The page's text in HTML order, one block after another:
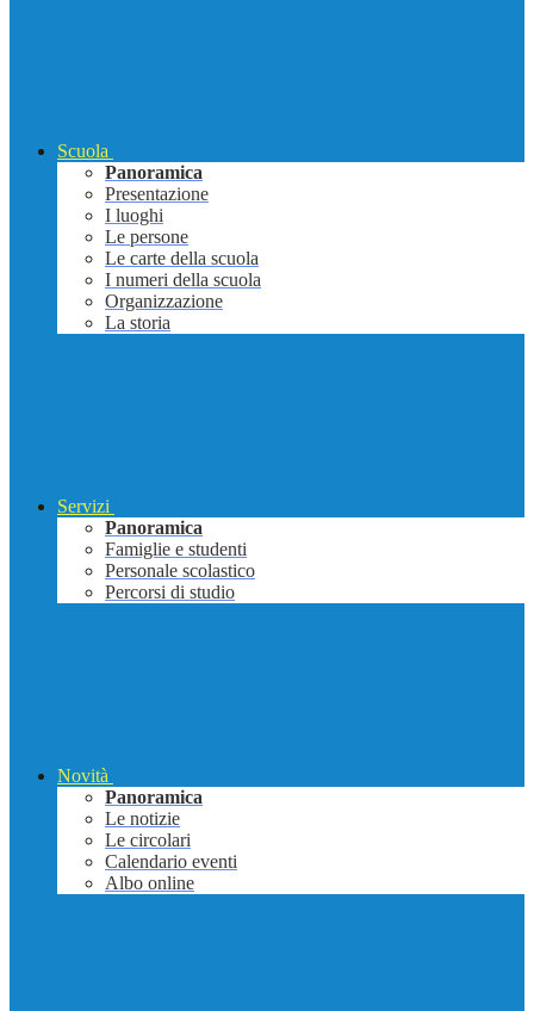
Scuola
Panoramica
Presentazione
I luoghi
Le persone
Le carte della scuola
I numeri della scuola
Organizzazione
La storia
Servizi
Panoramica
Famiglie e studenti
Personale scolastico
Percorsi di studio
Novità
Panoramica
Le notizie
Le circolari
Calendario eventi
Albo online